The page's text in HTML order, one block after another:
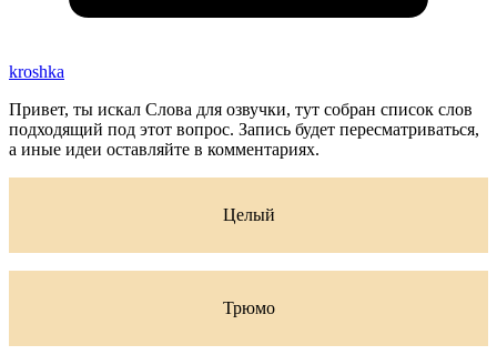
kroshka
Привет, ты искал Слова для озвучки, тут собран список слов
подходящий под этот вопрос. Запись будет пересматриваться,
а иные идеи оставляйте в комментариях.
Целый
Трюмо